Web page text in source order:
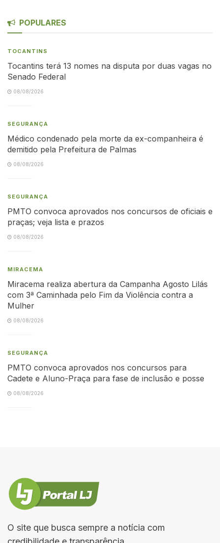
POPULARES
TOCANTINS
Tocantins terá 13 nomes na disputa por duas vagas no
Senado Federal
08/08/2026
SEGURANÇA
Médico condenado pela morte da ex-companheira é
demitido pela Prefeitura de Palmas
08/08/2026
SEGURANÇA
PMTO convoca aprovados nos concursos de oficiais e
praças; veja lista e prazos
08/08/2026
MIRACEMA
Miracema realiza abertura da Campanha Agosto Lilás
com 3ª Caminhada pelo Fim da Violência contra a
Mulher
08/08/2026
SEGURANÇA
PMTO convoca aprovados nos concursos para
Cadete e Aluno-Praça para fase de inclusão e posse
08/08/2026
O site que busca sempre a notícia com